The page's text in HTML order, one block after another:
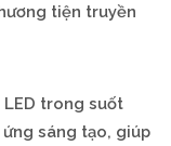
tiện truyền
LED trong suốt
sáng tạo, giúp